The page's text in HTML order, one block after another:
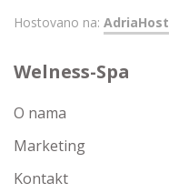
Hostovano na: AdriaHost
Welness-Spa
O nama
Marketing
Kontakt